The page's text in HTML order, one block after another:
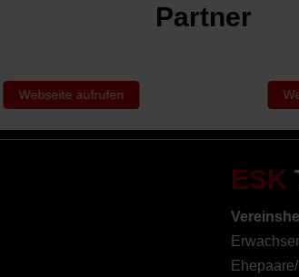
Partner
Webseite aufrufen
ESK